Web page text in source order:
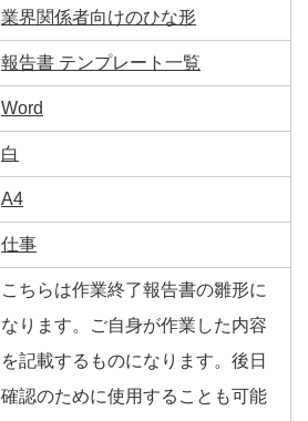
業界関係者向けのひな形
報告書 テンプレート一覧
Word
白
A4
仕事
こちらは作業終了報告書の雛形に
なります。ご自身が作業した内容
を記載するものになります。後日
確認のために使用することも可能